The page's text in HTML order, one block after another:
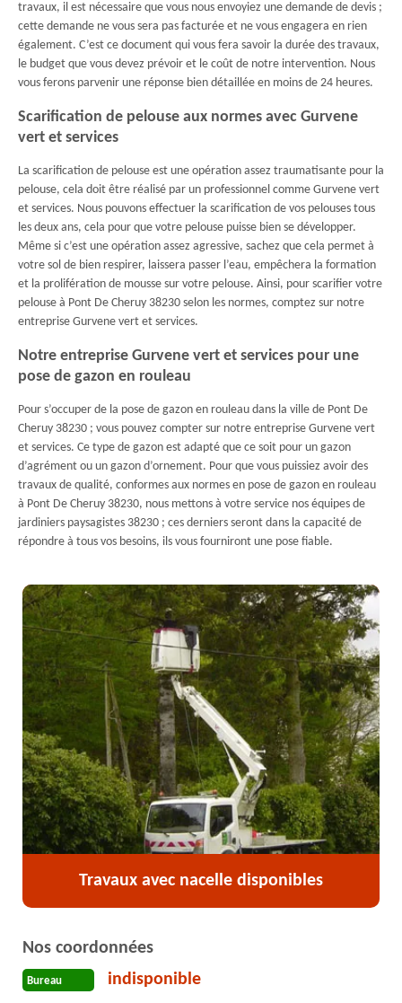
travaux, il est nécessaire que vous nous envoyiez une demande de devis ;
cette demande ne vous sera pas facturée et ne vous engagera en rien
également. C’est ce document qui vous fera savoir la durée des travaux,
le budget que vous devez prévoir et le coût de notre intervention. Nous
vous ferons parvenir une réponse bien détaillée en moins de 24 heures.
Scarification de pelouse aux normes avec Gurvene
vert et services
La scarification de pelouse est une opération assez traumatisante pour la
pelouse, cela doit être réalisé par un professionnel comme Gurvene vert
et services. Nous pouvons effectuer la scarification de vos pelouses tous
les deux ans, cela pour que votre pelouse puisse bien se développer.
Même si c’est une opération assez agressive, sachez que cela permet à
votre sol de bien respirer, laissera passer l’eau, empêchera la formation
et la prolifération de mousse sur votre pelouse. Ainsi, pour scarifier votre
pelouse à Pont De Cheruy 38230 selon les normes, comptez sur notre
entreprise Gurvene vert et services.
Notre entreprise Gurvene vert et services pour une
pose de gazon en rouleau
Pour s’occuper de la pose de gazon en rouleau dans la ville de Pont De
Cheruy 38230 ; vous pouvez compter sur notre entreprise Gurvene vert
et services. Ce type de gazon est adapté que ce soit pour un gazon
d’agrément ou un gazon d’ornement. Pour que vous puissiez avoir des
travaux de qualité, conformes aux normes en pose de gazon en rouleau
à Pont De Cheruy 38230, nous mettons à votre service nos équipes de
jardiniers paysagistes 38230 ; ces derniers seront dans la capacité de
répondre à tous vos besoins, ils vous fourniront une pose fiable.
Travaux avec nacelle disponibles
Nos coordonnées
Bureau indisponible